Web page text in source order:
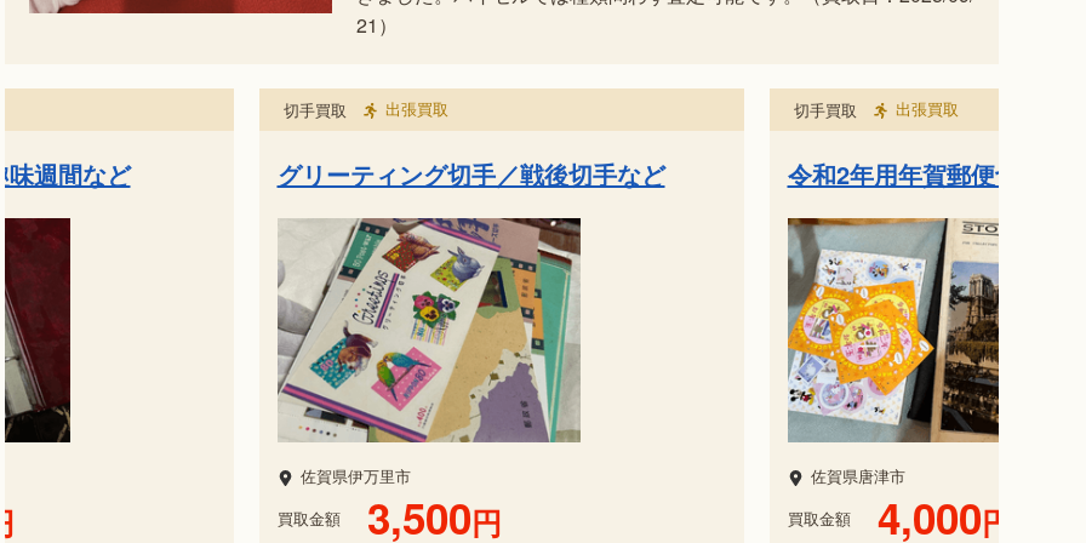
21）
後切手など
切手買取 出張買取
令和2年用年賀郵便切手など
佐賀県唐津市
買取金額
4,000円
切手買取 出張買取
国際文通週間／切手趣味週
佐賀県武雄市
買取金額
37,500